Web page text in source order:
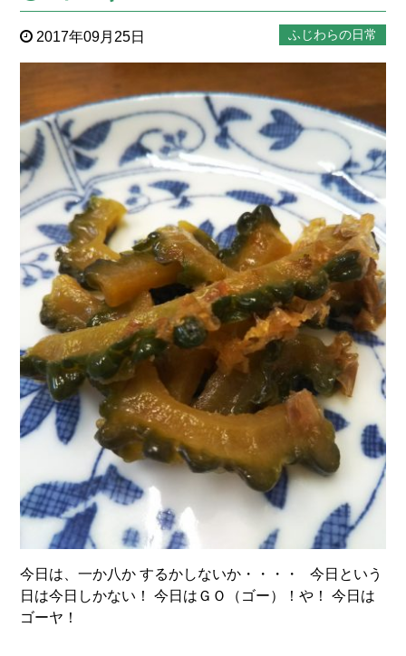
2017年09月25日 ふじわらの日常
今日は、一か八か するかしないか・・・・ 今日という
日は今日しかない！ 今日はＧＯ（ゴー）！や！ 今日は
ゴーヤ！